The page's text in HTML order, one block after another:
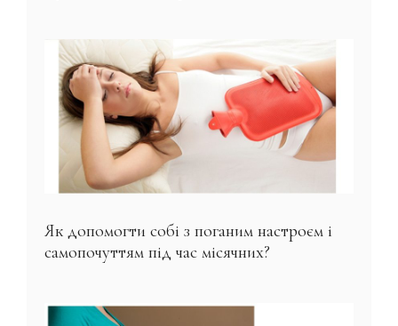
Як допомогти собі з поганим настроєм і
самопочуттям під час місячних?